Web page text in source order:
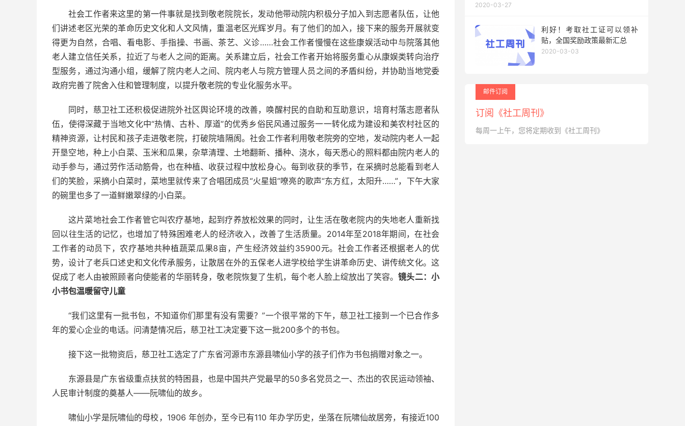
社会工作者来这里的第一件事就是找到敬老院院长，发动他带动院内积极分子加入到志愿者队伍，让他
们讲述老区光荣的革命历史文化和人文风情，重温老区光辉岁月。有了他们的加入，接下来的服务开展就变
得更为自然，合唱、看电影、手指操、书画、茶艺、义诊……社会工作者慢慢在这些康娱活动中与院落其他
老人建立信任关系，拉近了与老人之间的距离。关系建立后，社会工作者开始将服务重心从康娱类转向治疗
型服务，通过沟通小组，缓解了院内老人之间、院内老人与院方管理人员之间的矛盾纠纷，并协助当地党委
政府完善了院舍入住和管理制度，以提升敬老院的专业化服务水平。
同时，慈卫社工还积极促进院外社区舆论环境的改善，唤醒村民的自助和互助意识，培育村落志愿者队
伍，使得深藏于当地文化中“热情、古朴、厚道”的优秀乡俗民风通过服务一一转化成为建设和美农村社区的
精神资源，让村民和孩子走进敬老院，打破院墙隔阂。社会工作者利用敬老院旁的空地，发动院内老人一起
开垦空地，种上小白菜、玉米和瓜果，杂草清理、土地翻新、播种、浇水，每天悉心的照料都由院内老人的
动手参与，通过劳作活动筋骨，也在种植、收获过程中放松身心。每到收获的季节，在采摘时总能看到老人
们的笑脸，采摘小白菜时，菜地里就传来了合唱团成员“火星姐”嘹亮的歌声“东方红，太阳升……”，下午大家
的碗里也多了一道鲜嫩翠绿的小白菜。
这片菜地社会工作者管它叫农疗基地，起到疗养放松效果的同时，让生活在敬老院内的失地老人重新找
回以往生活的记忆，也增加了特殊困难老人的经济收入，改善了生活质量。2014年至2018年期间，在社会
工作者的动员下，农疗基地共种植蔬菜瓜果8亩，产生经济效益约35900元。社会工作者还根据老人的优
势，设计了老兵口述史和文化传承服务，让散居在外的五保老人进学校给学生讲革命历史、讲传统文化。这
促成了老人由被照顾者向使能者的华丽转身，敬老院恢复了生机，每个老人脸上绽放出了笑容。镜头二：小
小书包温暖留守儿童
“我们这里有一批书包，不知道你们那里有没有需要？”一个很平常的下午，慈卫社工接到一个已合作多
年的爱心企业的电话。问清楚情况后，慈卫社工决定要下这一批200多个的书包。
接下这一批物资后，慈卫社工选定了广东省河源市东源县啸仙小学的孩子们作为书包捐赠对象之一。
东源县是广东省级重点扶贫的特困县，也是中国共产党最早的50多名党员之一、杰出的农民运动领袖、
人民审计制度的奠基人——阮啸仙的故乡。
啸仙小学是阮啸仙的母校，1906 年创办，至今已有110 年办学历史，坐落在阮啸仙故居旁，有接近100
2020-03-27
利好！考取社工证可以领补
贴，全国奖励政策最新汇总
2020-03-03
邮件订阅
订阅《社工周刊》
每周一上午，您将定期收到《社工周刊》